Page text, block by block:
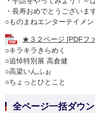
・長寿おめでとうございま
○ものまねエンターテイメ
★３２ページ [PDFフ
○キラキラきらめく
○追悼特別展 高倉健
○高梁いんふぉ
○ちょっとひとこと
全ページ一括ダウ